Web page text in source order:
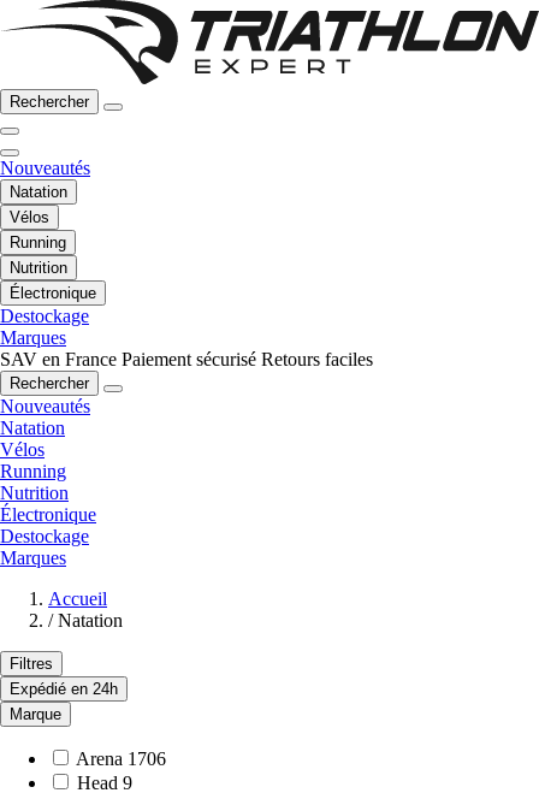
Rechercher
Nouveautés
Natation
Vélos
Running
Nutrition
Électronique
Destockage
Marques
SAV en France Paiement sécurisé Retours faciles
Rechercher
Nouveautés
Natation
Vélos
Running
Nutrition
Électronique
Destockage
Marques
Accueil
/ Natation
Filtres
Expédié en 24h
Marque
Arena 1706
Head 9